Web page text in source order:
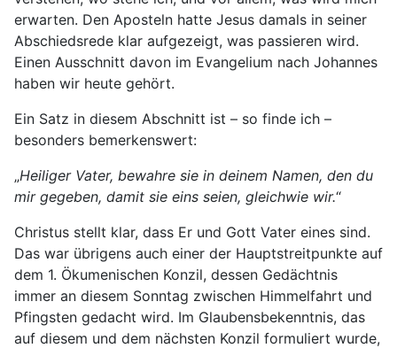
erwarten. Den Aposteln hatte Jesus damals in seiner
Abschiedsrede klar aufgezeigt, was passieren wird.
Einen Ausschnitt davon im Evangelium nach Johannes
haben wir heute gehört.
Ein Satz in diesem Abschnitt ist – so finde ich –
besonders bemerkenswert:
„Heiliger Vater, bewahre sie in deinem Namen, den du
mir gegeben, damit sie eins seien, gleichwie wir.“
Christus stellt klar, dass Er und Gott Vater eines sind.
Das war übrigens auch einer der Hauptstreitpunkte auf
dem 1. Ökumenischen Konzil, dessen Gedächtnis
immer an diesem Sonntag zwischen Himmelfahrt und
Pfingsten gedacht wird. Im Glaubensbekenntnis, das
auf diesem und dem nächsten Konzil formuliert wurde,